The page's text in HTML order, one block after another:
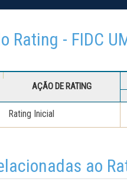
Rating - FIDC
AÇÃO DE RATING
Rating Inicial
ao